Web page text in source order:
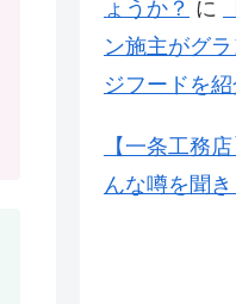
ょうか？ に
ン施主がグ
ジフードを紹
【一条工務
んな噂を聞